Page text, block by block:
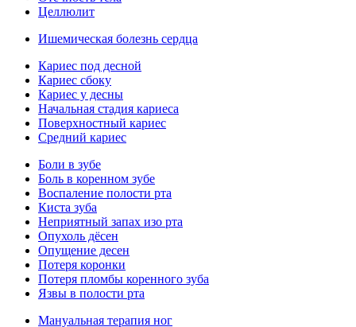
Целлюлит
Ишемическая болезнь сердца
Кариес под десной
Кариес сбоку
Кариес у десны
Начальная стадия кариеса
Поверхностный кариес
Средний кариес
Боли в зубе
Боль в коренном зубе
Воспаление полости рта
Киста зуба
Неприятный запах изо рта
Опухоль дёсен
Опущение десен
Потеря коронки
Потеря пломбы коренного зуба
Язвы в полости рта
Мануальная терапия ног